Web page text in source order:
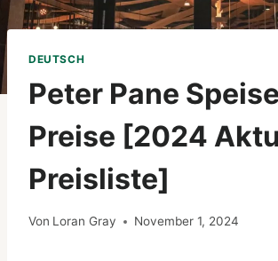
DEUTSCH
Peter Pane
Preise [2024
Preisliste]
Von Loran Gray November 1, 2024